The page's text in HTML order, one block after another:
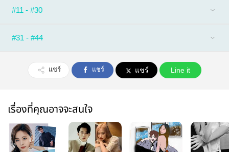
#11 - #30
#31 - #44
แชร์ แชร์ แชร์ Line it
เรื่องที่คุณอาจจะสนใจ